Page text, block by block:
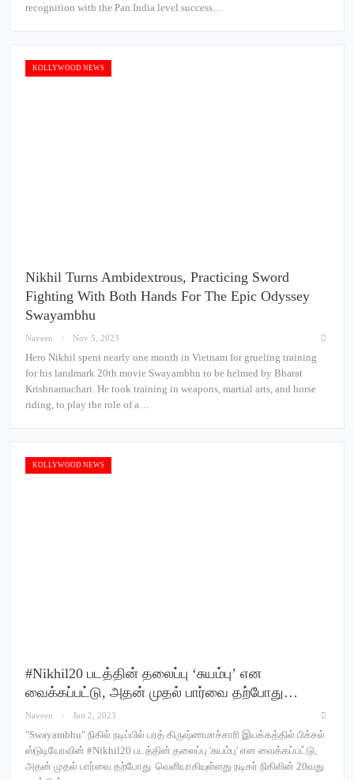
recognition with the Pan India level success…
KOLLYWOOD NEWS
Nikhil Turns Ambidextrous, Practicing Sword
Fighting With Both Hands For The Epic Odyssey
Swayambhu
Naveen Nov 5, 2023
Hero Nikhil spent nearly one month in Vietnam for grueling training
for his landmark 20th movie Swayambhu to be helmed by Bharat
Krishnamachari. He took training in weapons, martial arts, and horse
riding, to play the role of a…
KOLLYWOOD NEWS
#Nikhil20 படத்தின் தலைப்பு ‘சுயம்பு’ என
வைக்கப்பட்டு, அதன் முதல் பார்வை தற்போது…
Naveen Jun 2, 2023
"Swayambhu" நிகில் நடிப்பில் பரத் கிருஷ்ணமாச்சாரி இயக்கத்தில் பிக்சல்
ஸ்டுடியோவின் #Nikhil20 படத்தின் தலைப்பு 'சுயம்பு' என வைக்கப்பட்டு,
அதன் முதல் பார்வை தற்போது வெளியாகியுள்ளது நடிகர் நிகிலின் 20வது